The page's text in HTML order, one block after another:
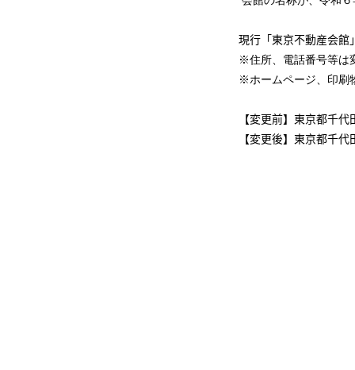
現行「東京不動産会
※住所、電話番号等は
※ホームページ、印刷
【変更前】東京都千代
【変更後】東京都千代